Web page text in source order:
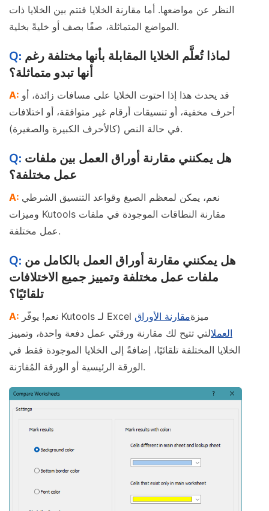
النظر عن مواضعها. أما مقارنة الخلايا فتتم بين الخلايا ذات
المواضع المتماثلة، صفًا بصف أو خليةً بخلية.
لماذا تُعلَّم الخلايا المقابلة بأنها مختلفة رغم
أنها تبدو متماثلة؟
قد يحدث هذا إذا احتوت الخلايا على مسافات زائدة، أو
أحرف مخفية، أو تنسيقات أرقام غير متوافقة، أو اختلافات
في حالة النص (كالأحرف الكبيرة والصغيرة).
هل يمكنني مقارنة أوراق العمل بين ملفات
عمل مختلفة؟
نعم، يمكن لمعظم الصيغ وقواعد التنسيق الشرطي
وميزات Kutools مقارنة النطاقات الموجودة في ملفات
عمل مختلفة.
هل يمكنني مقارنة أوراق العمل بالكامل من
ملفات عمل مختلفة وتمييز جميع الاختلافات
تلقائيًا؟
نعم! يوفّر Kutools لـ Excel ميزةمقارنة الأوراق
العملالتي تتيح لك مقارنة ورقتَي عمل دفعة واحدة، وتمييز
الخلايا المختلفة تلقائيًا، إضافةً إلى الخلايا الموجودة فقط في
الورقة الرئيسية أو الورقة المُقارَنة.